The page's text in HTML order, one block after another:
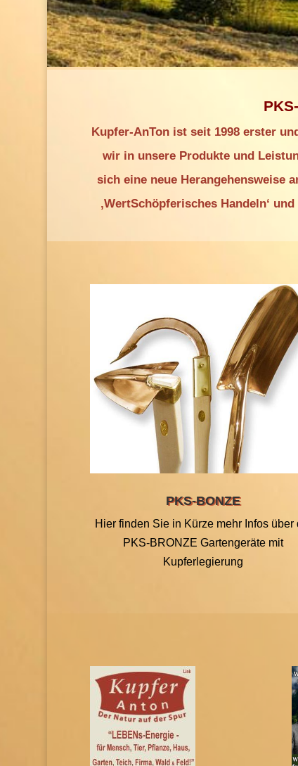
Kupfer-AnTon ist seit 1998 erster
wir in unsere Produkte und
sich eine neue Herangehensweise
‚WertSchöpferisches Handeln‘
PKS-BONZE
Hier finden Sie in Kürze mehr Infos über
PKS-BRONZE Gartengeräte mit
Kupferlegierung